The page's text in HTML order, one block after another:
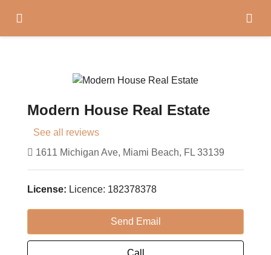
Modern House Real Estate
See all reviews
1611 Michigan Ave, Miami Beach, FL 33139
License: Licence: 182378378
Send Email
Call